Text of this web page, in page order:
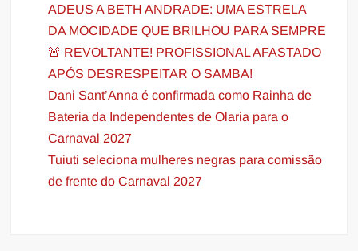
ADEUS A BETH ANDRADE: UMA ESTRELA
DA MOCIDADE QUE BRILHOU PARA SEMPRE
🚨 REVOLTANTE! PROFISSIONAL AFASTADO
APÓS DESRESPEITAR O SAMBA!
Dani Sant’Anna é confirmada como Rainha de
Bateria da Independentes de Olaria para o
Carnaval 2027
Tuiuti seleciona mulheres negras para comissão
de frente do Carnaval 2027